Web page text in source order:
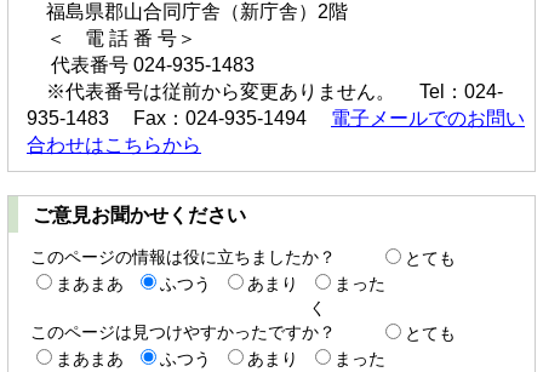
福島県郡山合同庁舎（新庁舎）2階
＜ 電 話 番 号＞
代表番号 024-935-1483
※代表番号は従前から変更ありません。 Tel：024-
935-1483 Fax：024-935-1494 電子メールでのお問い
合わせはこちらから
ご意見お聞かせください
このページの情報は役に立ちましたか？
とても
まあまあ
ふつう あまり
まった
く
このページは見つけやすかったですか？
とても
まあまあ
ふつう あまり
まった